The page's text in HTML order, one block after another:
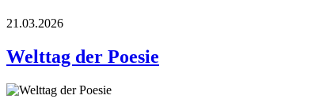
21.03.2026
Welttag der Poesie